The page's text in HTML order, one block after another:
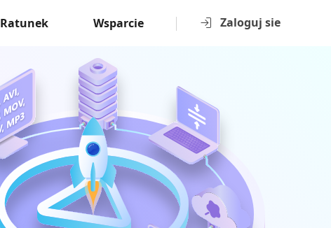
Zaloguj sie
Ratunek Wsparcie